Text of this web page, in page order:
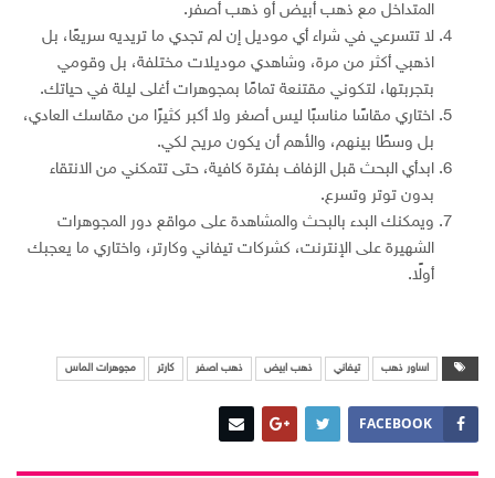
المتداخل مع ذهب أبيض أو ذهب أصفر.
لا تتسرعي في شراء أي موديل إن لم تجدي ما تريديه سريعًا، بل
اذهبي أكثر من مرة، وشاهدي موديلات مختلفة، بل وقومي
بتجربتها، لتكوني مقتنعة تمامًا بمجوهرات أغلى ليلة في حياتك.
اختاري مقاسًا مناسبًا ليس أصغر ولا أكبر كثيرًا من مقاسك العادي،
بل وسطًا بينهم، والأهم أن يكون مريح لكي.
ابدأي البحث قبل الزفاف بفترة كافية، حتى تتمكني من الانتقاء
بدون توتر وتسرع.
ويمكنك البدء بالبحث والمشاهدة على مواقع دور المجوهرات
الشهيرة على الإنترنت، كشركات تيفاني وكارتر، واختاري ما يعجبك
أولًا.
اساور ذهب تيفاني ذهب ابيض ذهب اصفر كارتر مجوهرات الماس
FACEBOOK